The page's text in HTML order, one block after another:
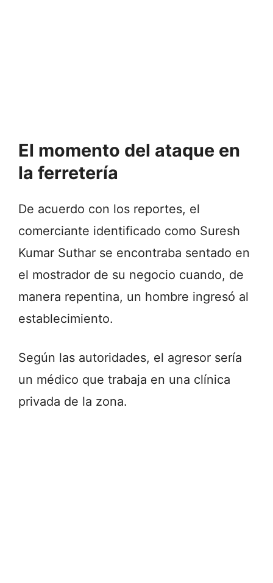
El momento del ataque en
la ferretería
De acuerdo con los reportes, el
comerciante identificado como Suresh
Kumar Suthar se encontraba sentado en
el mostrador de su negocio cuando, de
manera repentina, un hombre ingresó al
establecimiento.
Según las autoridades, el agresor sería
un médico que trabaja en una clínica
privada de la zona.